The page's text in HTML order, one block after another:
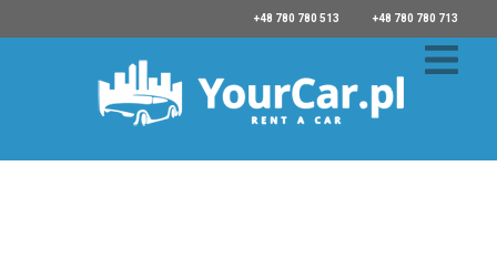
+48 780 780 513 +48 780 780 713